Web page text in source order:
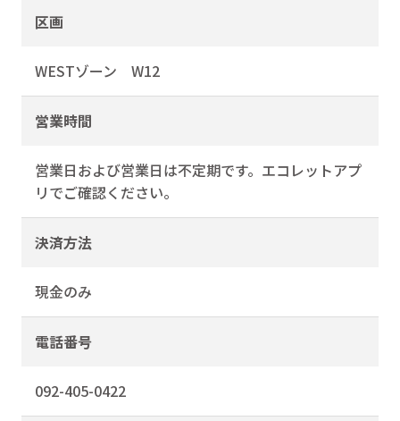
区画
WESTゾーン W12
営業時間
営業⽇および営業⽇は不定期です。エコレットアプ
リでご確認ください。
決済方法
現金のみ
電話番号
092-405-0422